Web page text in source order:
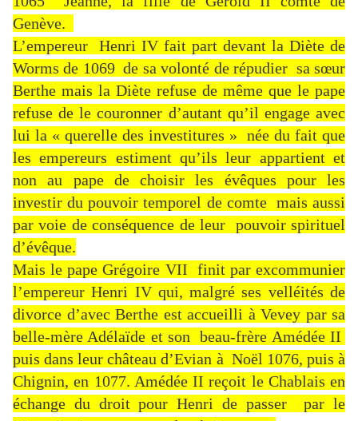
Genève.
L’empereur Henri IV fait part devant la Diète de
Worms de 1069 de sa volonté de répudier sa sœur
Berthe mais la Diète refuse de même que le pape
refuse de le couronner d’autant qu’il engage avec
lui la « querelle des investitures » née du fait que
les empereurs estiment qu’ils leur appartient et
non au pape de choisir les évêques pour les
investir du pouvoir temporel de comte mais aussi
par voie de conséquence de leur pouvoir spirituel
d’évêque.
Mais le pape Grégoire VII finit par excommunier
l’empereur Henri IV qui, malgré ses velléités de
divorce d’avec Berthe est accueilli à Vevey par sa
belle-mère Adélaïde et son beau-frère Amédée II
puis dans leur château d’Evian à Noël 1076, puis à
Chignin, en 1077. Amédée II reçoit le Chablais en
échange du droit pour Henri de passer par le